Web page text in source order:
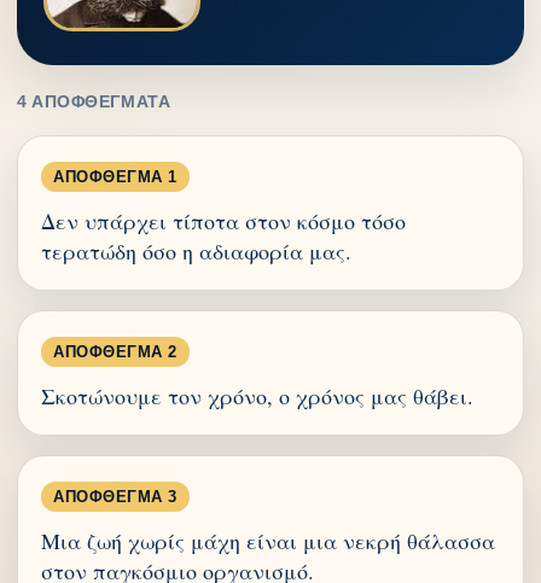
4 ΑΠΟΦΘΈΓΜΑΤΑ
ΑΠΌΦΘΕΓΜΑ 1
Δεν υπάρχει τίποτα στον κόσμο τόσο
τερατώδη όσο η αδιαφορία μας.
ΑΠΌΦΘΕΓΜΑ 2
Σκοτώνουμε τον χρόνο, ο χρόνος μας θάβει.
ΑΠΌΦΘΕΓΜΑ 3
Μια ζωή χωρίς μάχη είναι μια νεκρή θάλασσα
στον παγκόσμιο οργανισμό.